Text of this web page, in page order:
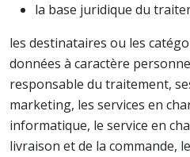
la base juridique du
les destinataires ou les
données à caractère
responsable du traitement,
marketing, les services en
informatique, le service en
livraison et de la commande,